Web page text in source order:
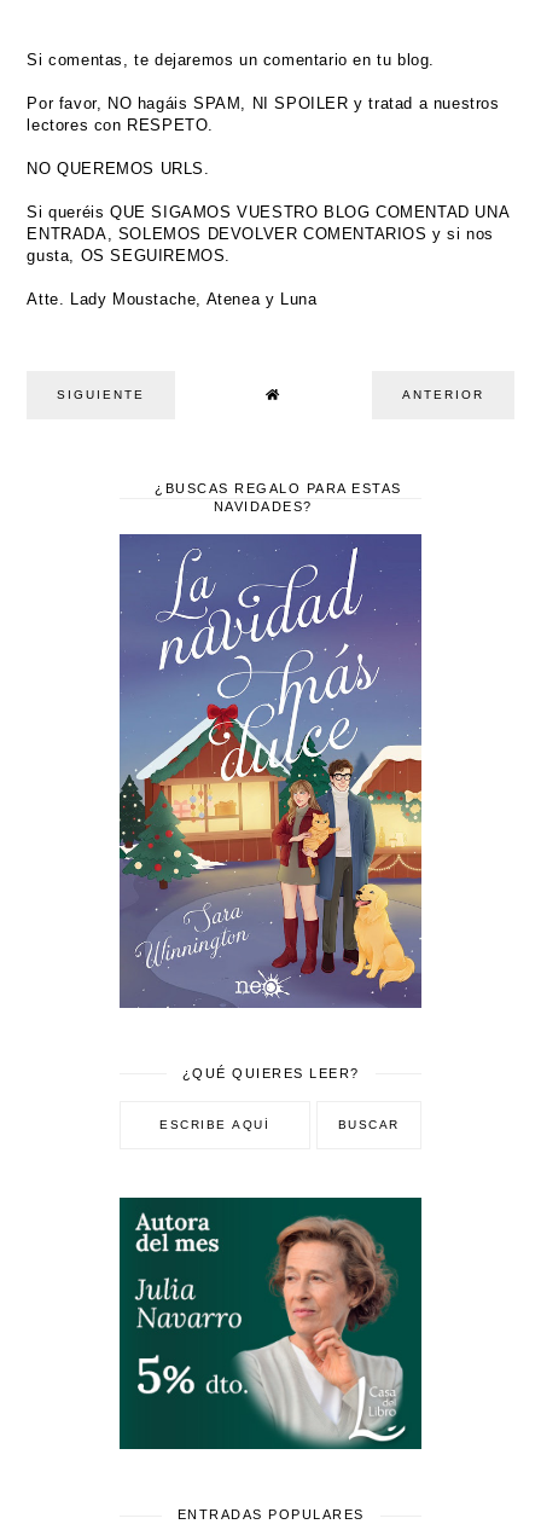
Si comentas, te dejaremos un comentario en tu blog.
Por favor, NO hagáis SPAM, NI SPOILER y tratad a nuestros
lectores con RESPETO.
NO QUEREMOS URLS.
Si queréis QUE SIGAMOS VUESTRO BLOG COMENTAD UNA
ENTRADA, SOLEMOS DEVOLVER COMENTARIOS y si nos
gusta, OS SEGUIREMOS.
Atte. Lady Moustache, Atenea y Luna
SIGUIENTE ANTERIOR
¿BUSCAS REGALO PARA ESTAS
NAVIDADES?
¿QUÉ QUIERES LEER?
ENTRADAS POPULARES